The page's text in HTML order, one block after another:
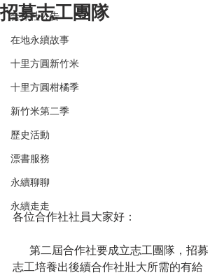
合作社公告
在地永續故事
十里方圓新竹米
十里方圓柑橘季
新竹米第二季
歷史活動
漂書服務
永續聊聊
永續走走
招募志工團隊
各位合作社社員大家好：
志工培養出後續合作社壯大所需的有給